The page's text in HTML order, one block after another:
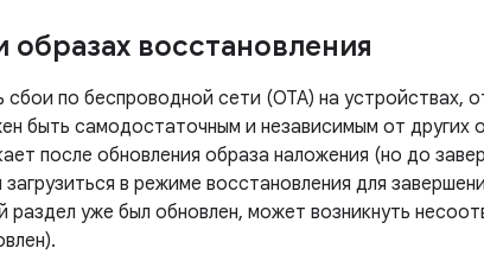
образах восстановления
по беспроводной сети (OTA) на устройствах,
быть самодостаточным и независимым от других
после обновления образа наложения (но до
в режиме восстановления для
раздел уже был обновлен, может возникнуть